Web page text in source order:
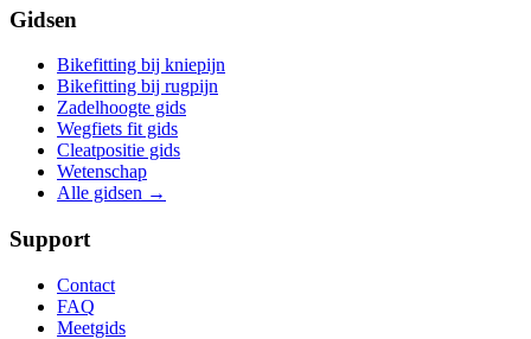
Gidsen
Bikefitting bij kniepijn
Bikefitting bij rugpijn
Zadelhoogte gids
Wegfiets fit gids
Cleatpositie gids
Wetenschap
Alle gidsen →
Support
Contact
FAQ
Meetgids